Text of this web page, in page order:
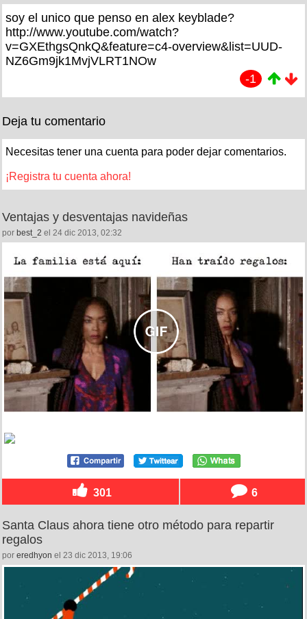
soy el unico que penso en alex keyblade?
http://www.youtube.com/watch?
v=GXEthgsQnkQ&feature=c4-overview&list=UUD-
NZ6Gm9jk1MvjVLRT1NOw
-1
Deja tu comentario
Necesitas tener una cuenta para poder dejar comentarios.
¡Registra tu cuenta ahora!
Ventajas y desventajas navideñas
por best_2 el 24 dic 2013, 02:32
301 6
Santa Claus ahora tiene otro método para repartir
regalos
por eredhyon el 23 dic 2013, 19:06